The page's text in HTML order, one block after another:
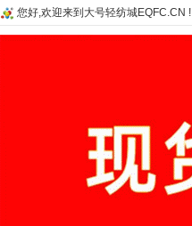
您好,欢迎来到大号轻纺城EQFC.CN !